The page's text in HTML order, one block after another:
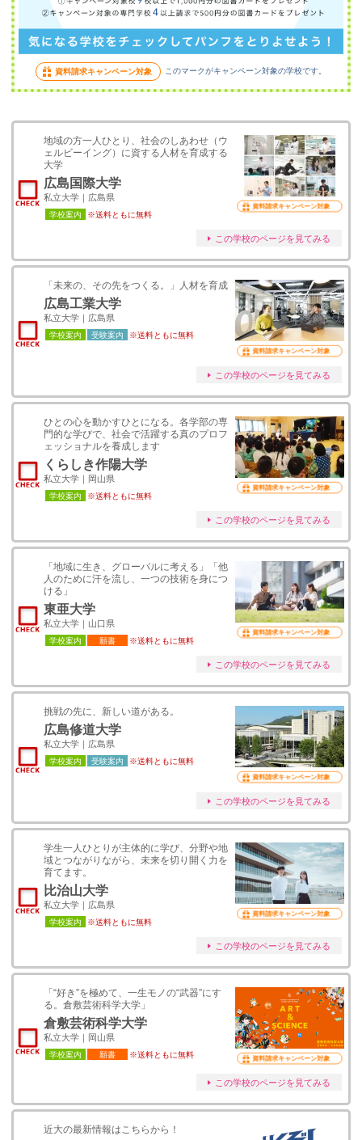
資料請求キャンペーン対象 このマークがキャンペーン対象の学校です。
地域の方一人ひとり、社会のしあわせ（ウ
ェルビーイング）に資する人材を育成する
大学
広島国際大学
私立大学｜広島県
学校案内 ※送料ともに無料
資料請求キャンペーン対象
この学校のページを見てみる
「未来の、その先をつくる。」人材を育成
広島工業大学
私立大学｜広島県
学校案内 受験案内 ※送料ともに無料
資料請求キャンペーン対象
この学校のページを見てみる
ひとの心を動かすひとになる。各学部の専
門的な学びで、社会で活躍する真のプロフ
ェッショナルを養成します
くらしき作陽大学
私立大学｜岡山県
学校案内 ※送料ともに無料
資料請求キャンペーン対象
この学校のページを見てみる
「地域に生き、グローバルに考える」「他
人のために汗を流し、一つの技術を身につ
ける」
東亜大学
私立大学｜山口県
学校案内 願書 ※送料ともに無料
資料請求キャンペーン対象
この学校のページを見てみる
挑戦の先に、新しい道がある。
広島修道大学
私立大学｜広島県
学校案内 受験案内 ※送料ともに無料
資料請求キャンペーン対象
この学校のページを見てみる
学生一人ひとりが主体的に学び、分野や地
域とつながりながら、未来を切り開く力を
育てます。
比治山大学
私立大学｜広島県
学校案内 ※送料ともに無料
資料請求キャンペーン対象
この学校のページを見てみる
「“好き”を極めて、一生モノの“武器”にす
る。倉敷芸術科学大学」
倉敷芸術科学大学
私立大学｜岡山県
学校案内 願書 ※送料ともに無料 資料請求キャンペーン対象
この学校のページを見てみる
近大の最新情報はこちらから！